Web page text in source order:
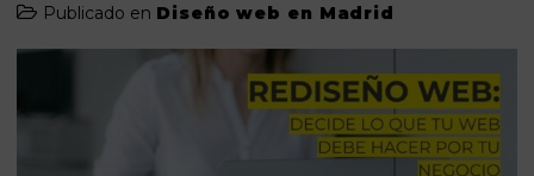
Publicado en Diseño web en Madrid